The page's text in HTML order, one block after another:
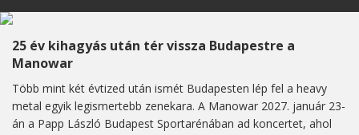
25 év kihagyás után tér vissza Budapestre a
Manowar
Több mint két évtized után ismét Budapesten lép fel a heavy
metal egyik legismertebb zenekara. A Manowar 2027. január 23-
án a Papp László Budapest Sportarénában ad koncertet, ahol